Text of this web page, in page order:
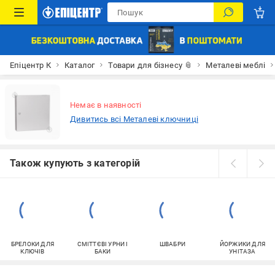
Епіцентр К Каталог Товари для бізнесу 📎 Металеві меблі
Немає в наявності
Дивитись всі Металеві ключниці
Також купують з категорій
БРЕЛОКИ ДЛЯ
КЛЮЧІВ
СМІТТЄВІ УРНИ І
БАКИ
ШВАБРИ
ЙОРЖИКИ ДЛЯ
УНІТАЗА